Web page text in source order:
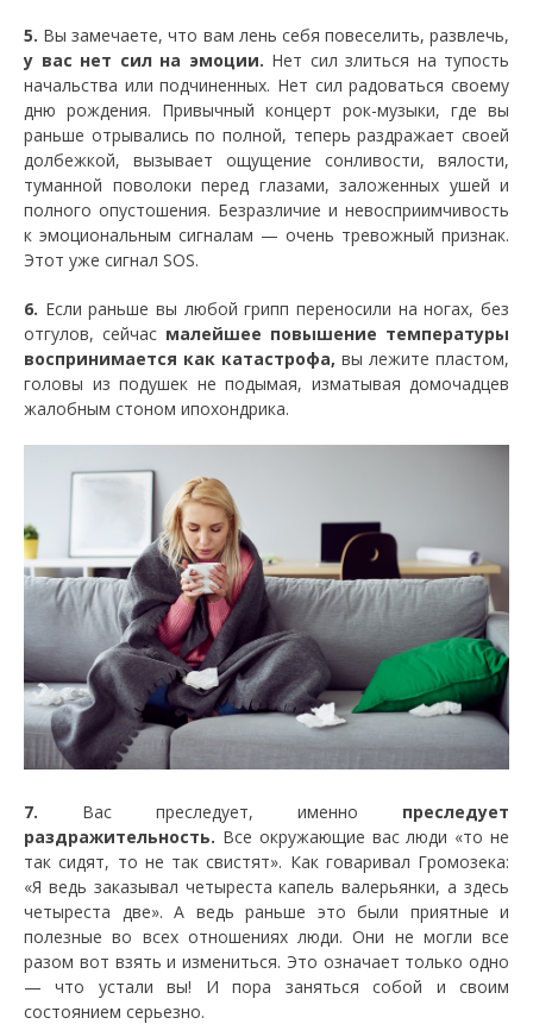
5. Вы замечаете, что вам лень себя повеселить, развлечь,
у вас нет сил на эмоции. Нет сил злиться на тупость
начальства или подчиненных. Нет сил радоваться своему
дню рождения. Привычный концерт рок-музыки, где вы
раньше отрывались по полной, теперь раздражает своей
долбежкой, вызывает ощущение сонливости, вялости,
туманной поволоки перед глазами, заложенных ушей и
полного опустошения. Безразличие и невосприимчивость
к эмоциональным сигналам — очень тревожный признак.
Этот уже сигнал SOS.
6. Если раньше вы любой грипп переносили на ногах, без
отгулов, сейчас малейшее повышение температуры
воспринимается как катастрофа, вы лежите пластом,
головы из подушек не подымая, изматывая домочадцев
жалобным стоном ипохондрика.
7. Вас преследует, именно преследует
раздражительность. Все окружающие вас люди «то не
так сидят, то не так свистят». Как говаривал Громозека:
«Я ведь заказывал четыреста капель валерьянки, а здесь
четыреста две». А ведь раньше это были приятные и
полезные во всех отношениях люди. Они не могли все
разом вот взять и измениться. Это означает только одно
— что устали вы! И пора заняться собой и своим
состоянием серьезно.